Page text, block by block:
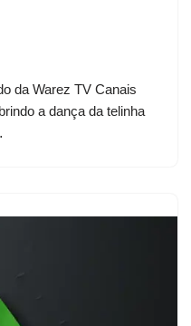
da Warez TV Canais
a dança da telinha